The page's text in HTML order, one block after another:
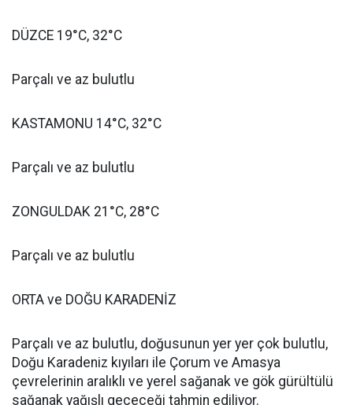
DÜZCE 19°C, 32°C
Parçalı ve az bulutlu
KASTAMONU 14°C, 32°C
Parçalı ve az bulutlu
ZONGULDAK 21°C, 28°C
Parçalı ve az bulutlu
ORTA ve DOĞU KARADENİZ
Parçalı ve az bulutlu, doğusunun yer yer çok bulutlu,
Doğu Karadeniz kıyıları ile Çorum ve Amasya
çevrelerinin aralıklı ve yerel sağanak ve gök gürültülü
sağanak yağışlı geçeceği tahmin ediliyor.